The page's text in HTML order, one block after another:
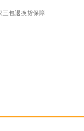
三包退换货保障